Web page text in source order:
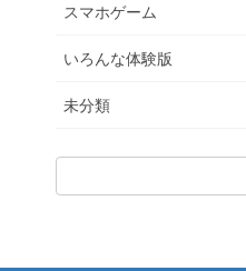
スマホゲーム
いろんな体験版
未分類